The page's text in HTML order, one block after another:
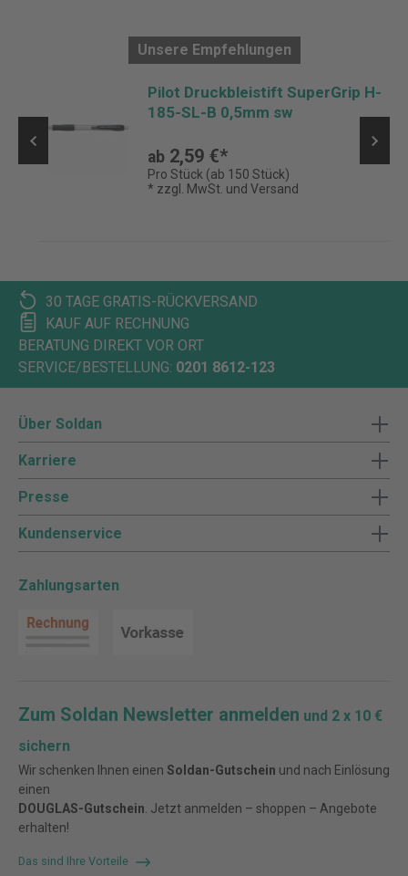
Unsere Empfehlungen
Pilot Druckbleistift SuperGrip H-
185-SL-B 0,5mm sw
ab 2,59 €*
Pro Stück (ab 150 Stück)
* zzgl. MwSt. und Versand
30 TAGE GRATIS-RÜCKVERSAND
KAUF AUF RECHNUNG
BERATUNG DIREKT VOR ORT
SERVICE/BESTELLUNG: 0201 8612-123
Über Soldan
Karriere
Presse
Kundenservice
Zahlungsarten
Zum Soldan Newsletter anmelden und 2 x 10 €
sichern
Wir schenken Ihnen einen Soldan-Gutschein und nach Einlösung
einen
DOUGLAS-Gutschein . Jetzt anmelden – shoppen – Angebote
erhalten!
Das sind Ihre Vorteile